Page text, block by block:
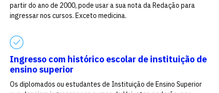
partir do ano de 2000, pode usar a sua nota da Redação para
ingressar nos cursos. Exceto medicina.
Ingresso com histórico escolar de instituição de
ensino superior
Os diplomados ou estudantes de Instituição de Ensino Superior
Escolha a vaga que você
quer concorrer: